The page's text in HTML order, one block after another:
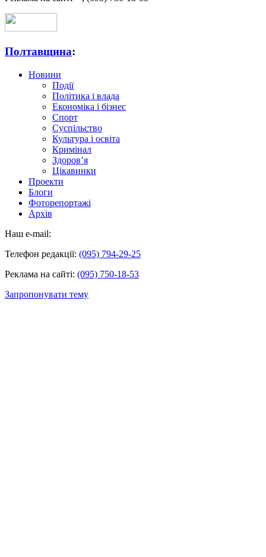
Полтавщина:
Новини
Події
Політика і влада
Економіка і бізнес
Спорт
Суспільство
Культура і освіта
Кримінал
Здоров’я
Цікавинки
Проекти
Блоги
Фоторепортажі
Архів
Наш e-mail:
Телефон редакції: (095) 794-29-25
Реклама на сайті: (095) 750-18-53
Запропонувати тему